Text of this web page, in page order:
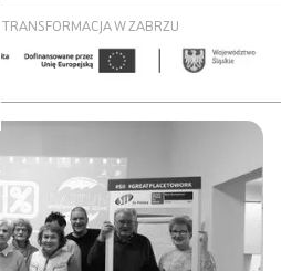
W ZABRZU